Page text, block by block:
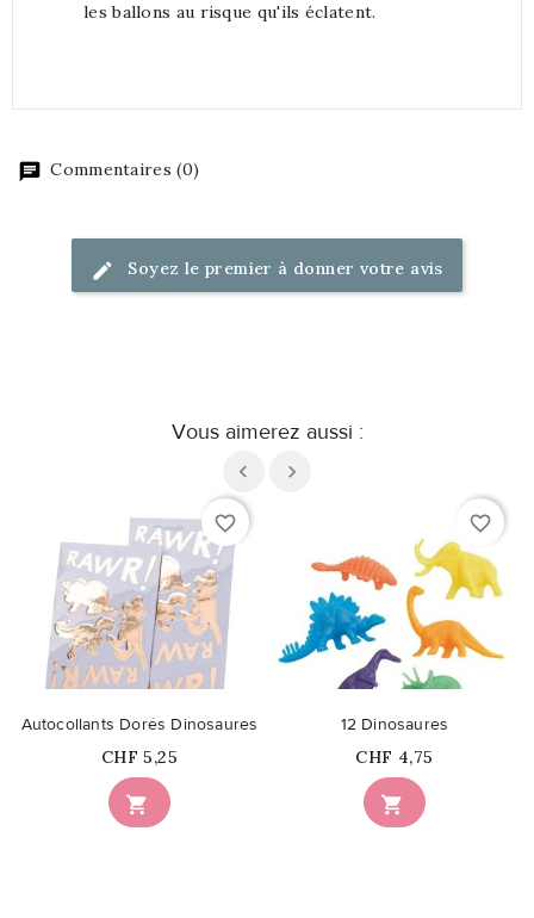
les ballons au risque qu'ils éclatent.
Commentaires (0)
Soyez le premier à donner votre avis
Vous aimerez aussi :
favorite_border

Autocollants Dorés Dinosaures
Prix
CHF 5,25
favorite_border

12 Dinosaures
Prix
CHF 4,75